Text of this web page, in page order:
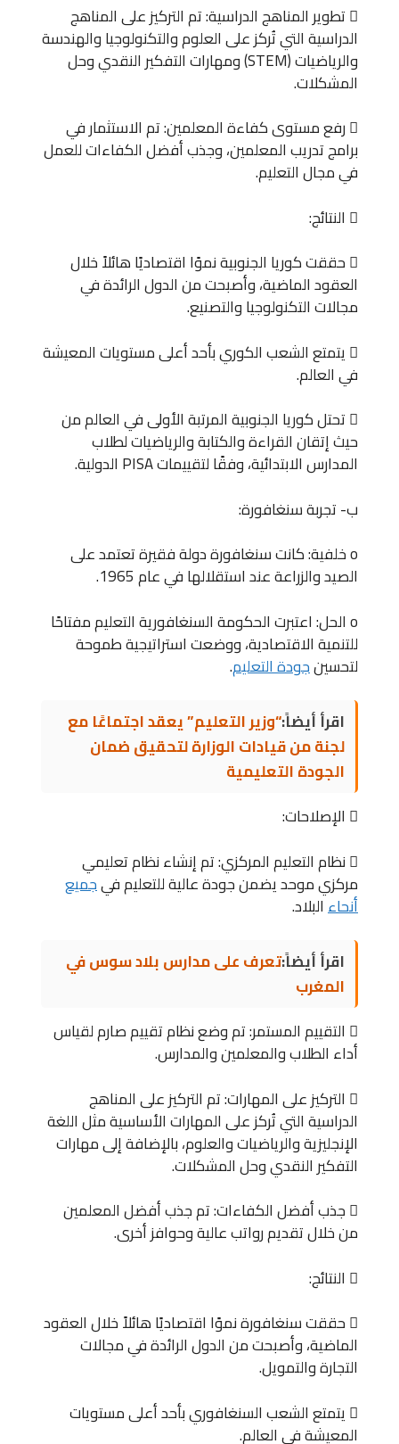
 تطوير المناهج الدراسية: تم التركيز على المناهج
الدراسية التي تُركز على العلوم والتكنولوجيا والهندسة
والرياضيات (STEM) ومهارات التفكير النقدي وحل
المشكلات.
 رفع مستوى كفاءة المعلمين: تم الاستثمار في
برامج تدريب المعلمين، وجذب أفضل الكفاءات للعمل
في مجال التعليم.
 النتائج:
 حققت كوريا الجنوبية نموًا اقتصاديًا هائلاً خلال
العقود الماضية، وأصبحت من الدول الرائدة في
مجالات التكنولوجيا والتصنيع.
 يتمتع الشعب الكوري بأحد أعلى مستويات المعيشة
في العالم.
 تحتل كوريا الجنوبية المرتبة الأولى في العالم من
حيث إتقان القراءة والكتابة والرياضيات لطلاب
المدارس الابتدائية، وفقًا لتقييمات PISA الدولية.
ب‌- تجربة سنغافورة:
o خلفية: كانت سنغافورة دولة فقيرة تعتمد على
الصيد والزراعة عند استقلالها في عام 1965.
o الحل: اعتبرت الحكومة السنغافورية التعليم مفتاحًا
للتنمية الاقتصادية، ووضعت استراتيجية طموحة
لتحسينجودة التعليم.
اقرأ أيضاً:“وزير التعليم” يعقد اجتماعًا مع
لجنة من قيادات الوزارة لتحقيق ضمان
الجودة التعليمية
 الإصلاحات:
 نظام التعليم المركزي: تم إنشاء نظام تعليمي
مركزي موحد يضمن جودة عالية للتعليم فيجميع
أنحاءالبلاد.
اقرأ أيضاً:تعرف على مدارس بلاد سوس في
المغرب
 التقييم المستمر: تم وضع نظام تقييم صارم لقياس
أداء الطلاب والمعلمين والمدارس.
 التركيز على المهارات: تم التركيز على المناهج
الدراسية التي تُركز على المهارات الأساسية مثل اللغة
الإنجليزية والرياضيات والعلوم، بالإضافة إلى مهارات
التفكير النقدي وحل المشكلات.
 جذب أفضل الكفاءات: تم جذب أفضل المعلمين
من خلال تقديم رواتب عالية وحوافز أخرى.
 النتائج:
 حققت سنغافورة نموًا اقتصاديًا هائلاً خلال العقود
الماضية، وأصبحت من الدول الرائدة في مجالات
التجارة والتمويل.
 يتمتع الشعب السنغافوري بأحد أعلى مستويات
المعيشة في العالم.